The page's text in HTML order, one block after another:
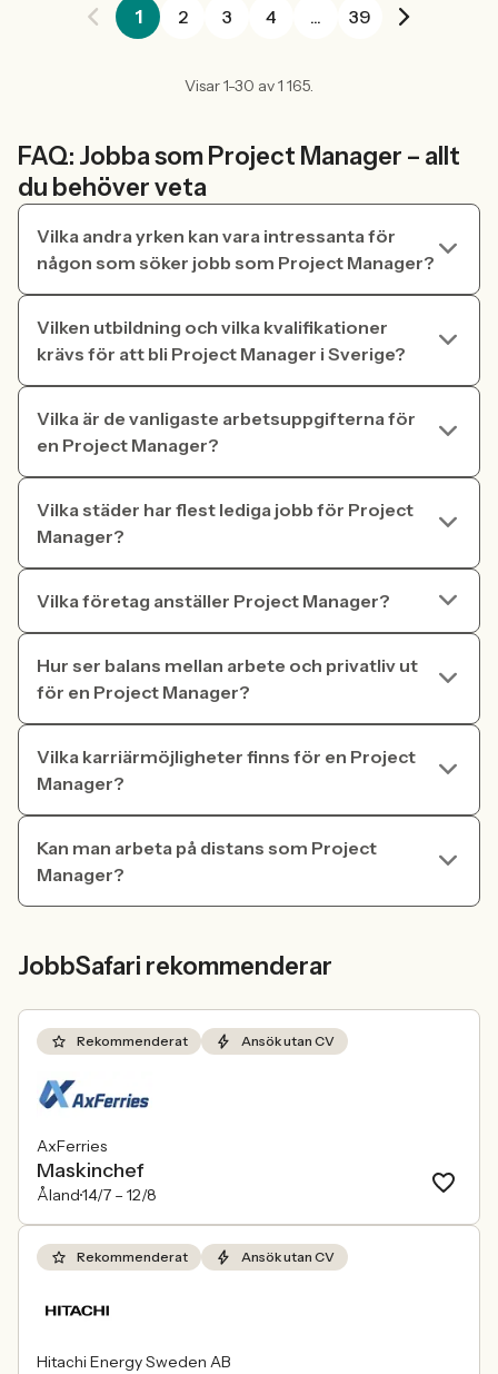
1 2 3 4 ... 39
Visar 1-30 av 1 165.
FAQ: Jobba som Project Manager – allt
du behöver veta
Vilka andra yrken kan vara intressanta för
någon som söker jobb som Project Manager?
Vilken utbildning och vilka kvalifikationer
krävs för att bli Project Manager i Sverige?
Vilka är de vanligaste arbetsuppgifterna för
en Project Manager?
Vilka städer har flest lediga jobb för Project
Manager?
Vilka företag anställer Project Manager?
Hur ser balans mellan arbete och privatliv ut
för en Project Manager?
Vilka karriärmöjligheter finns för en Project
Manager?
Kan man arbeta på distans som Project
Manager?
JobbSafari rekommenderar
Rekommenderat Ansök utan CV
AxFerries
Maskinchef
Åland14/7 – 12/8
Rekommenderat Ansök utan CV
Hitachi Energy Sweden AB